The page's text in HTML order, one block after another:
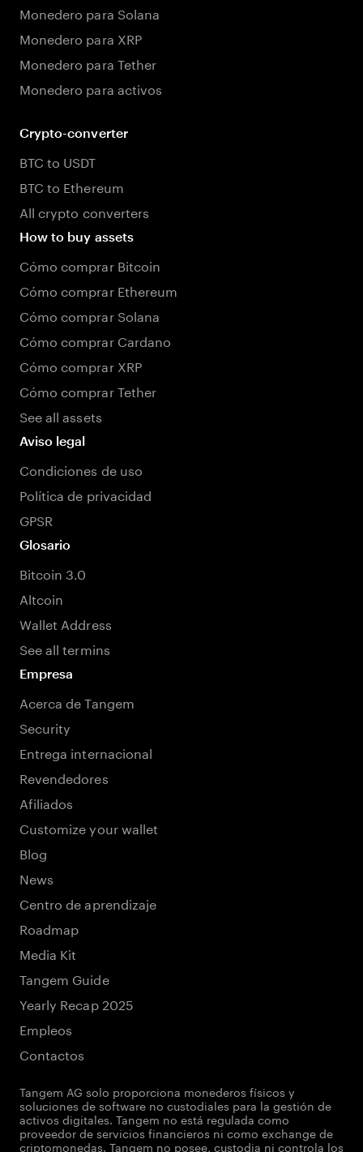
Monedero para Solana
Monedero para XRP
Monedero para Tether
Monedero para activos
Crypto-converter
BTC to USDT
BTC to Ethereum
All crypto converters
How to buy assets
Cómo comprar Bitcoin
Cómo comprar Ethereum
Cómo comprar Solana
Cómo comprar Cardano
Cómo comprar XRP
Cómo comprar Tether
See all assets
Aviso legal
Condiciones de uso
Política de privacidad
GPSR
Glosario
Bitcoin 3.0
Altcoin
Wallet Address
See all termins
Empresa
Acerca de Tangem
Security
Entrega internacional
Revendedores
Afiliados
Customize your wallet
Blog
News
Centro de aprendizaje
Roadmap
Media Kit
Tangem Guide
Yearly Recap 2025
Empleos
Contactos
Tangem AG solo proporciona monederos físicos y
soluciones de software no custodiales para la gestión de
activos digitales. Tangem no está regulada como
proveedor de servicios financieros ni como exchange de
criptomonedas. Tangem no posee, custodia ni controla los